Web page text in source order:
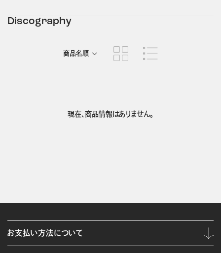
Discography
商品名順
現在、商品情報はありません。
お支払い方法について